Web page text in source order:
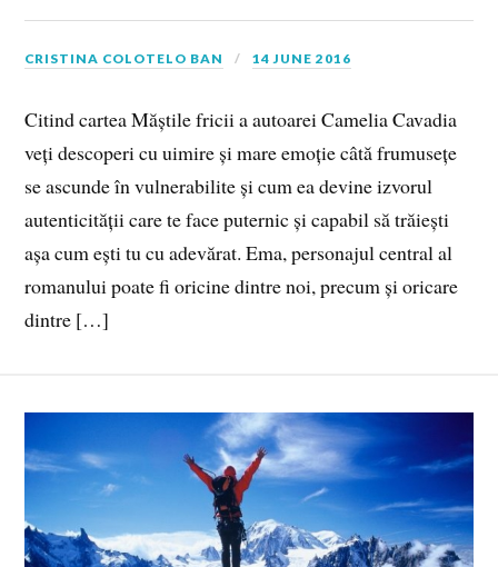
CRISTINA COLOTELO BAN 14 JUNE 2016
Citind cartea Măștile fricii a autoarei Camelia Cavadia
veți descoperi cu uimire și mare emoție câtă frumusețe
se ascunde în vulnerabilite și cum ea devine izvorul
autenticității care te face puternic și capabil să trăiești
așa cum ești tu cu adevărat. Ema, personajul central al
romanului poate fi oricine dintre noi, precum și oricare
dintre […]